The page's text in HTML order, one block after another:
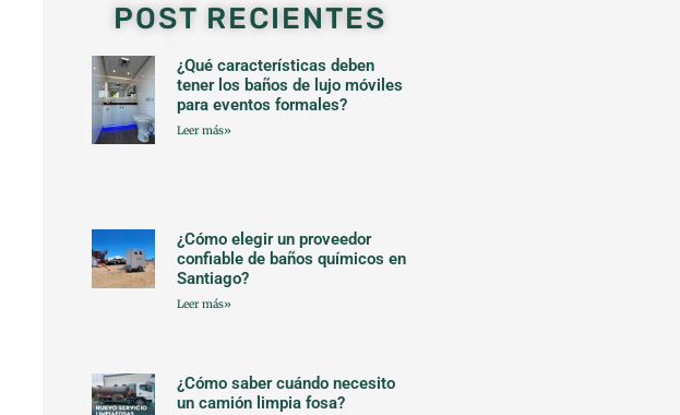
POST RECIENTES
¿Qué características deben
tener los baños de lujo móviles
para eventos formales?
Leer más»
¿Cómo elegir un proveedor
confiable de baños químicos en
Santiago?
Leer más»
¿Cómo saber cuándo necesito
un camión limpia fosa?